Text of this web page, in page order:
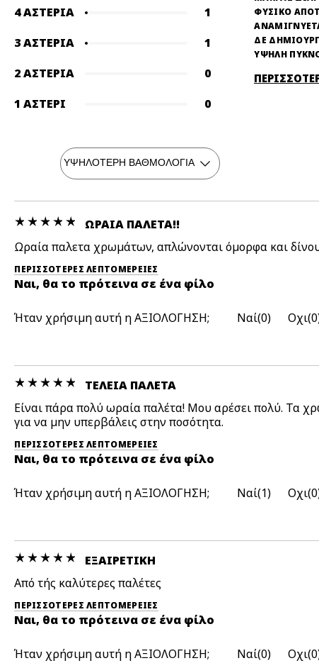
4 ΑΣΤΈΡΙΑ
1
3 ΑΣΤΈΡΙΑ
1
2 ΑΣΤΈΡΙΑ
0
1 ΑΣΤΈΡΙ
0
ΦΥΣΙΚΟ
ΔΕ
ΥΨΗΛΗ
ΩΡΑΊΑ ΠΑΛΕΤΑ!!
Ωραία παλετα χρωμάτων, απλώνονται όμορφα και
ΠΕΡΙΣΣΌΤΕΡΕΣ ΛΕΠΤΟΜΈΡΕΙΕΣ
Ναι, θα το πρότεινα σε ένα φίλο
Ήταν χρήσιμη αυτή η ΑΞΙΟΛΟΓΗΣΗ; 0 0
ΤΈΛΕΙΑ ΠΑΛΈΤΑ
Είναι πάρα πολύ ωραία παλέτα! Μου αρέσει πολύ. Τα
για να μην υπερβάλεις στην ποσότητα.
ΠΕΡΙΣΣΌΤΕΡΕΣ ΛΕΠΤΟΜΈΡΕΙΕΣ
Ναι, θα το πρότεινα σε ένα φίλο
Ήταν χρήσιμη αυτή η ΑΞΙΟΛΟΓΗΣΗ; 1 0
ΕΞΑΙΡΕΤΙΚΉ
Από τής καλύτερες παλέτες
ΠΕΡΙΣΣΌΤΕΡΕΣ ΛΕΠΤΟΜΈΡΕΙΕΣ
Ναι, θα το πρότεινα σε ένα φίλο
Ήταν χρήσιμη αυτή η ΑΞΙΟΛΟΓΗΣΗ; 0 0